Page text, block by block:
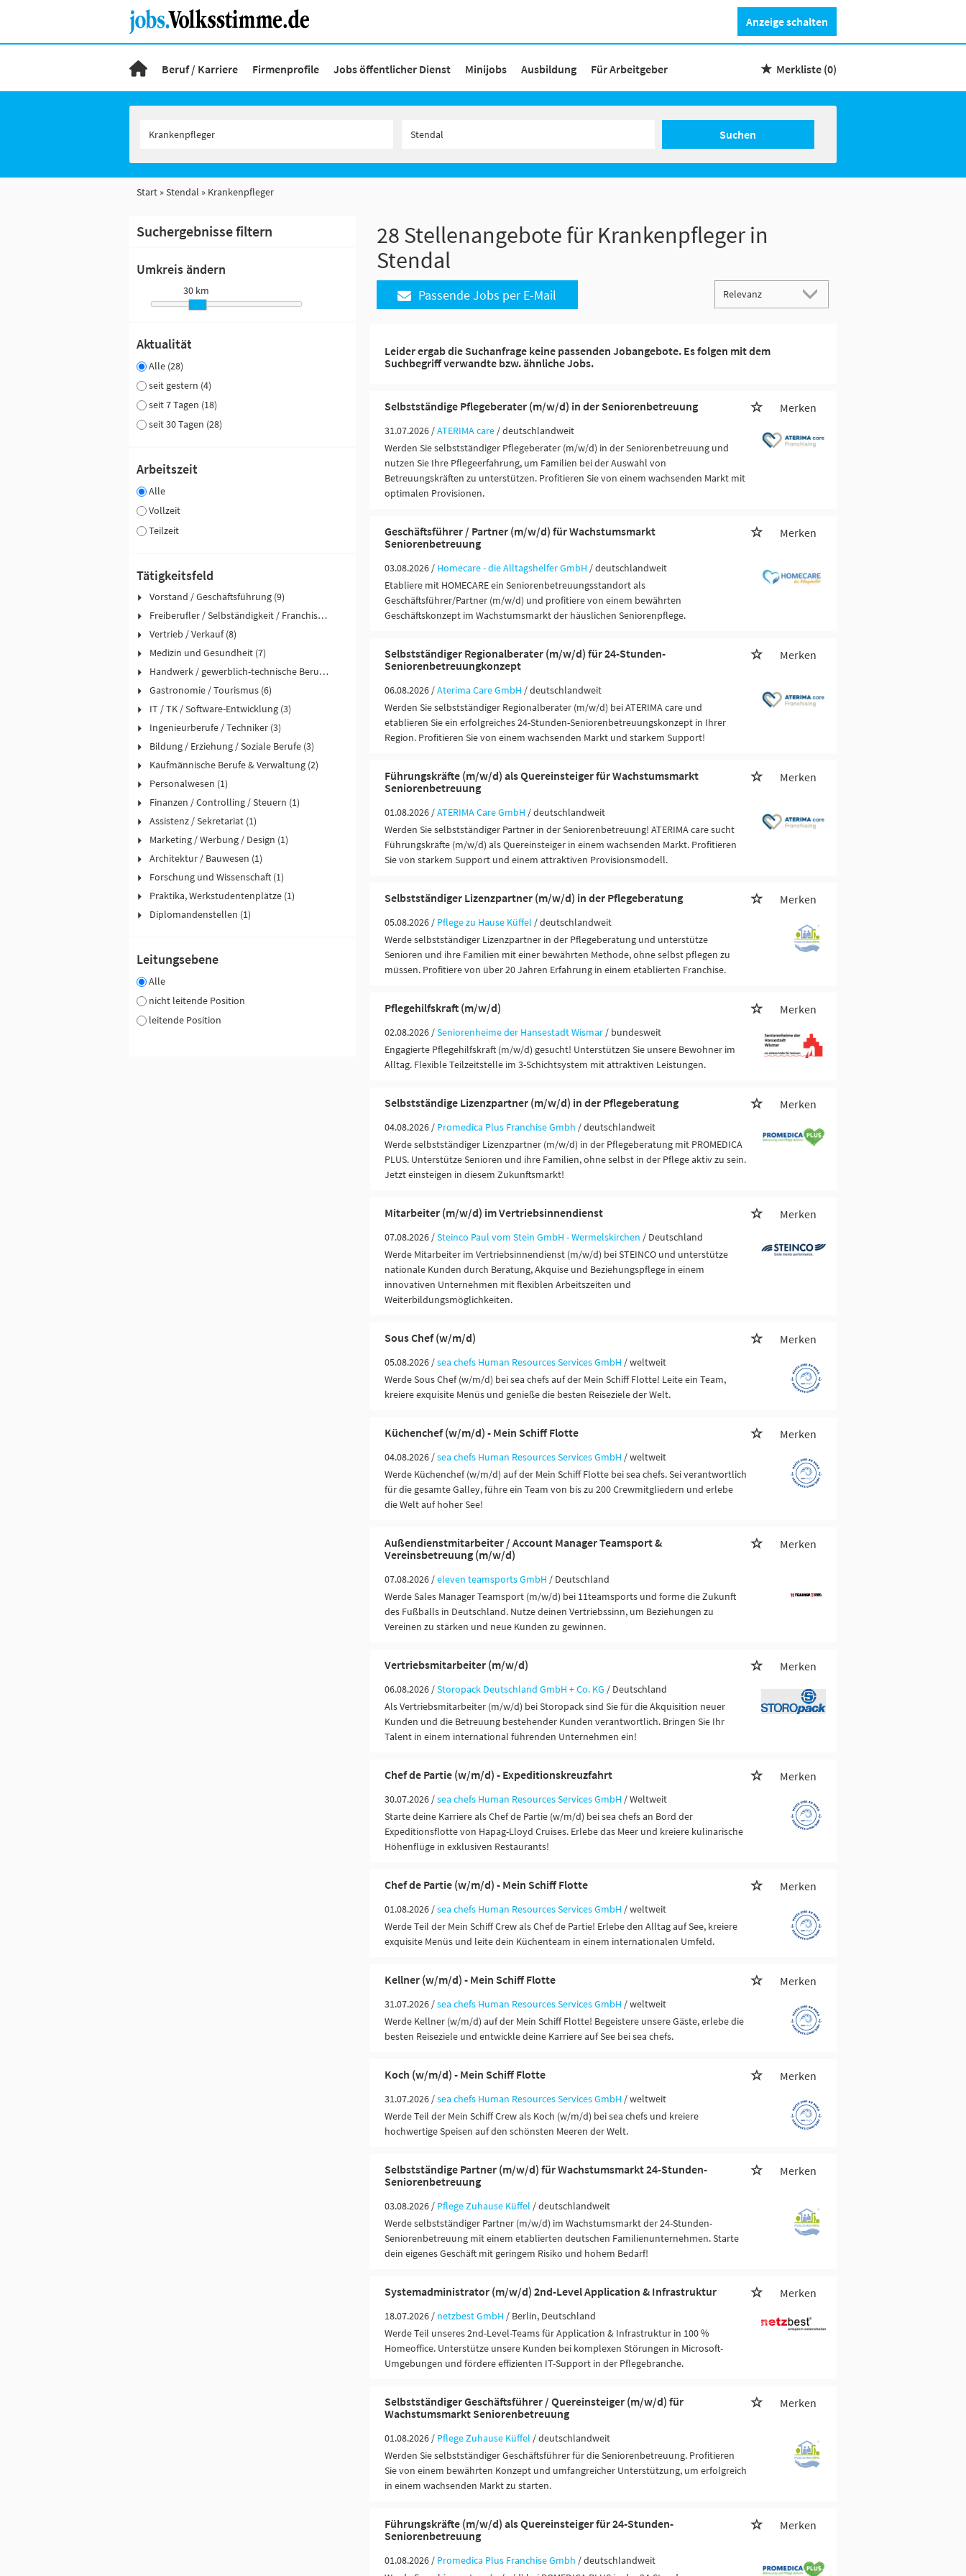
Anzeige schalten
Beruf / Karriere Firmenprofile Jobs öffentlicher Dienst Minijobs Ausbildung Für Arbeitgeber Merkliste (0)
Suchen
Start Stendal Krankenpfleger
Suchergebnisse filtern
Umkreis ändern
30 km
Aktualität
Alle (28)
seit gestern (4)
seit 7 Tagen (18)
seit 30 Tagen (28)
Arbeitszeit
Alle
Vollzeit
Teilzeit
Tätigkeitsfeld
Vorstand / Geschäftsführung (9)
Freiberufler / Selbständigkeit / Franchise (9)
Vertrieb / Verkauf (8)
Medizin und Gesundheit (7)
Handwerk / gewerblich-technische Berufe (7)
Gastronomie / Tourismus (6)
IT / TK / Software-Entwicklung (3)
Ingenieurberufe / Techniker (3)
Bildung / Erziehung / Soziale Berufe (3)
Kaufmännische Berufe & Verwaltung (2)
Personalwesen (1)
Finanzen / Controlling / Steuern (1)
Assistenz / Sekretariat (1)
Marketing / Werbung / Design (1)
Architektur / Bauwesen (1)
Forschung und Wissenschaft (1)
Praktika, Werkstudentenplätze (1)
Diplomandenstellen (1)
Leitungsebene
Alle
nicht leitende Position
leitende Position
28 Stellenangebote für Krankenpfleger in
Stendal
Passende Jobs per E-Mail
Leider ergab die Suchanfrage keine passenden Jobangebote. Es folgen mit dem
Suchbegriff verwandte bzw. ähnliche Jobs.
Selbstständige Pflegeberater (m/w/d) in der Seniorenbetreuung Merken
31.07.2026 /ATERIMA care / deutschlandweit
Werden Sie selbstständiger Pflegeberater (m/w/d) in der Seniorenbetreuung und
nutzen Sie Ihre Pflegeerfahrung, um Familien bei der Auswahl von
Betreuungskräften zu unterstützen. Profitieren Sie von einem wachsenden Markt mit
optimalen Provisionen.
Geschäftsführer / Partner (m/w/d) für Wachstumsmarkt
Seniorenbetreuung
Merken
03.08.2026 / Homecare - die Alltagshelfer GmbH / deutschlandweit
Etabliere mit HOMECARE ein Seniorenbetreuungsstandort als
Geschäftsführer/Partner (m/w/d) und profitiere von einem bewährten
Geschäftskonzept im Wachstumsmarkt der häuslichen Seniorenpflege.
Selbstständiger Regionalberater (m/w/d) für 24-Stunden-
Seniorenbetreuungkonzept
Merken
06.08.2026 /Aterima Care GmbH / deutschlandweit
Werden Sie selbstständiger Regionalberater (m/w/d) bei ATERIMA care und
etablieren Sie ein erfolgreiches 24-Stunden-Seniorenbetreuungskonzept in Ihrer
Region. Profitieren Sie von einem wachsenden Markt und starkem Support!
Führungskräfte (m/w/d) als Quereinsteiger für Wachstumsmarkt
Seniorenbetreuung
Merken
01.08.2026 /ATERIMA Care GmbH / deutschlandweit
Werden Sie selbstständiger Partner in der Seniorenbetreuung! ATERIMA care sucht
Führungskräfte (m/w/d) als Quereinsteiger in einem wachsenden Markt. Profitieren
Sie von starkem Support und einem attraktiven Provisionsmodell.
Selbstständiger Lizenzpartner (m/w/d) in der Pflegeberatung Merken
05.08.2026 / Pflege zu Hause Küffel / deutschlandweit
Werde selbstständiger Lizenzpartner in der Pflegeberatung und unterstütze
Senioren und ihre Familien mit einer bewährten Methode, ohne selbst pflegen zu
müssen. Profitiere von über 20 Jahren Erfahrung in einem etablierten Franchise.
Pflegehilfskraft (m/w/d) Merken
02.08.2026 /Seniorenheime der Hansestadt Wismar / bundesweit
Engagierte Pflegehilfskraft (m/w/d) gesucht! Unterstützen Sie unsere Bewohner im
Alltag. Flexible Teilzeitstelle im 3-Schichtsystem mit attraktiven Leistungen.
Selbstständige Lizenzpartner (m/w/d) in der Pflegeberatung Merken
04.08.2026 / Promedica Plus Franchise Gmbh / deutschlandweit
Werde selbstständiger Lizenzpartner (m/w/d) in der Pflegeberatung mit PROMEDICA
PLUS. Unterstütze Senioren und ihre Familien, ohne selbst in der Pflege aktiv zu sein.
Jetzt einsteigen in diesem Zukunftsmarkt!
Mitarbeiter (m/w/d) im Vertriebsinnendienst Merken
07.08.2026 /Steinco Paul vom Stein GmbH - Wermelskirchen / Deutschland
Werde Mitarbeiter im Vertriebsinnendienst (m/w/d) bei STEINCO und unterstütze
nationale Kunden durch Beratung, Akquise und Beziehungspflege in einem
innovativen Unternehmen mit flexiblen Arbeitszeiten und
Weiterbildungsmöglichkeiten.
Sous Chef (w/m/d) Merken
05.08.2026 /sea chefs Human Resources Services GmbH / weltweit
Werde Sous Chef (w/m/d) bei sea chefs auf der Mein Schiff Flotte! Leite ein Team,
kreiere exquisite Menüs und genieße die besten Reiseziele der Welt.
Küchenchef (w/m/d) - Mein Schiff Flotte Merken
04.08.2026 /sea chefs Human Resources Services GmbH / weltweit
Werde Küchenchef (w/m/d) auf der Mein Schiff Flotte bei sea chefs. Sei verantwortlich
für die gesamte Galley, führe ein Team von bis zu 200 Crewmitgliedern und erlebe
die Welt auf hoher See!
Außendienstmitarbeiter / Account Manager Teamsport &
Vereinsbetreuung (m/w/d)
Merken
07.08.2026 /eleven teamsports GmbH / Deutschland
Werde Sales Manager Teamsport (m/w/d) bei 11teamsports und forme die Zukunft
des Fußballs in Deutschland. Nutze deinen Vertriebssinn, um Beziehungen zu
Vereinen zu stärken und neue Kunden zu gewinnen.
Vertriebsmitarbeiter (m/w/d) Merken
06.08.2026 /Storopack Deutschland GmbH + Co. KG / Deutschland
Als Vertriebsmitarbeiter (m/w/d) bei Storopack sind Sie für die Akquisition neuer
Kunden und die Betreuung bestehender Kunden verantwortlich. Bringen Sie Ihr
Talent in einem international führenden Unternehmen ein!
Chef de Partie (w/m/d) - Expeditionskreuzfahrt Merken
30.07.2026 /sea chefs Human Resources Services GmbH / Weltweit
Starte deine Karriere als Chef de Partie (w/m/d) bei sea chefs an Bord der
Expeditionsflotte von Hapag-Lloyd Cruises. Erlebe das Meer und kreiere kulinarische
Höhenflüge in exklusiven Restaurants!
Chef de Partie (w/m/d) - Mein Schiff Flotte Merken
01.08.2026 /sea chefs Human Resources Services GmbH / weltweit
Werde Teil der Mein Schiff Crew als Chef de Partie! Erlebe den Alltag auf See, kreiere
exquisite Menüs und leite dein Küchenteam in einem internationalen Umfeld.
Kellner (w/m/d) - Mein Schiff Flotte Merken
31.07.2026 /sea chefs Human Resources Services GmbH / weltweit
Werde Kellner (w/m/d) auf der Mein Schiff Flotte! Begeistere unsere Gäste, erlebe die
besten Reiseziele und entwickle deine Karriere auf See bei sea chefs.
Koch (w/m/d) - Mein Schiff Flotte Merken
31.07.2026 /sea chefs Human Resources Services GmbH / weltweit
Werde Teil der Mein Schiff Crew als Koch (w/m/d) bei sea chefs und kreiere
hochwertige Speisen auf den schönsten Meeren der Welt.
Selbstständige Partner (m/w/d) für Wachstumsmarkt 24-Stunden-
Seniorenbetreuung
Merken
03.08.2026 / Pflege Zuhause Küffel / deutschlandweit
Werde selbstständiger Partner (m/w/d) im Wachstumsmarkt der 24-Stunden-
Seniorenbetreuung mit einem etablierten deutschen Familienunternehmen. Starte
dein eigenes Geschäft mit geringem Risiko und hohem Bedarf!
Systemadministrator (m/w/d) 2nd-Level Application & Infrastruktur Merken
18.07.2026 / netzbest GmbH / Berlin, Deutschland
Werde Teil unseres 2nd-Level-Teams für Application & Infrastruktur in 100 %
Homeoffice. Unterstütze unsere Kunden bei komplexen Störungen in Microsoft-
Umgebungen und fördere effizienten IT-Support in der Pflegebranche.
Selbstständiger Geschäftsführer / Quereinsteiger (m/w/d) für
Wachstumsmarkt Seniorenbetreuung
Merken
01.08.2026 / Pflege Zuhause Küffel / deutschlandweit
Werden Sie selbstständiger Geschäftsführer für die Seniorenbetreuung. Profitieren
Sie von einem bewährten Konzept und umfangreicher Unterstützung, um erfolgreich
in einem wachsenden Markt zu starten.
Führungskräfte (m/w/d) als Quereinsteiger für 24-Stunden-
Seniorenbetreuung
Merken
01.08.2026 / Promedica Plus Franchise Gmbh / deutschlandweit